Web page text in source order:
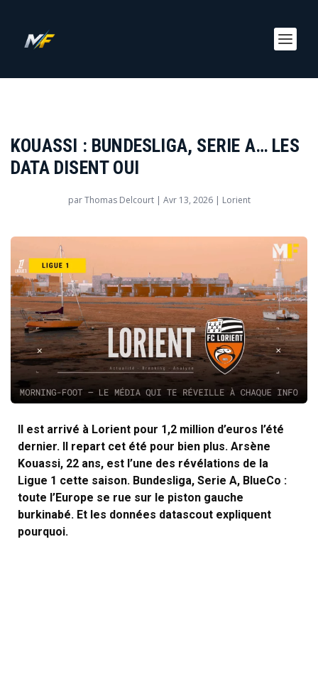
KOUASSI : BUNDESLIGA, SERIE A… LES
DATA DISENT OUI
parThomas Delcourt| Avr 13, 2026| Lorient
Il est arrivé à Lorient pour 1,2 million d’euros l’été
dernier. Il repart cet été pour bien plus. Arsène
Kouassi, 22 ans, est l’une des révélations de la
Ligue 1 cette saison. Bundesliga, Serie A, BlueCo :
toute l’Europe se rue sur le piston gauche
burkinabé. Et les données datascout expliquent
pourquoi.